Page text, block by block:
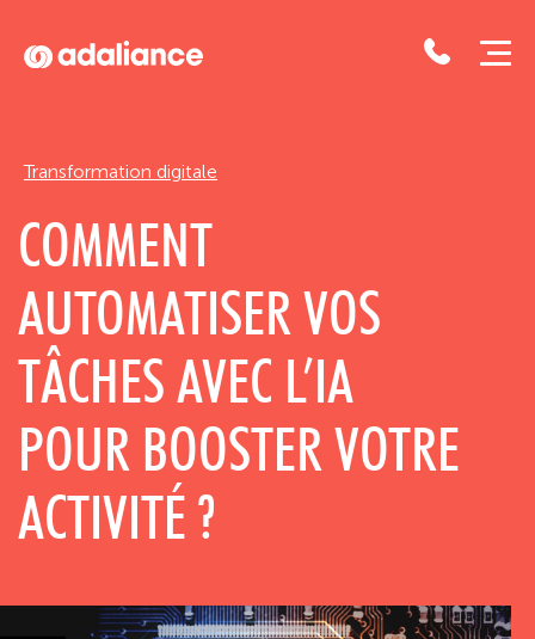
Transformation digitale
COMMENT
AUTOMATISER VOS
TÂCHES AVEC L’IA
POUR BOOSTER VOTRE
ACTIVITÉ ?